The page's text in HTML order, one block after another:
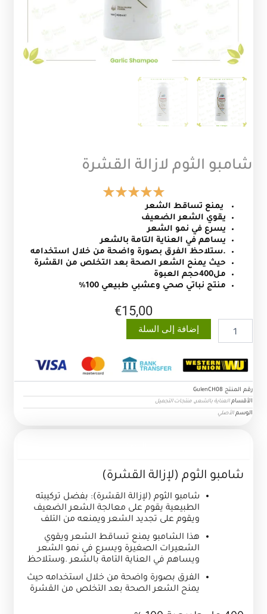
شامبو الثوم لازالة القشرة
يمنع تساقط الشعر
يقوي الشعر الضعيف
يسرع في نمو الشعر
يساهم في العناية التامة بالشعر
.ستلاحظ الفرق بصورة واضحة من خلال استخدامه
حيث يمنح الشعر الصحة بعد التخلص من القشرة
مل400حجم العبوة
منتج نباتي صحي وعشبي طبيعي 100%
€15,00
كمية
شامبو
الثوم
لازالة
القشرة
إضافة إلى السلة
رقم المنتج GulenCH08
الأقسام العناية بالشعر, منتجات التجميل
الوسم الأصلي
شامبو الثوم (لإزالة القشرة)
شامبو الثوم (لإزالة القشرة): بفضل تركيبته
الطبيعية يقوم على معالجة الشعر الضعيف
ويقوم على تجديد الشعر ويمنعه من التلف
هذا الشامبو يمنع تساقط الشعر ويقوي
الشعيرات الصغيرة ويسرع في نمو الشعر
ويساهم في العناية التامة بالشعر .وستلاحظ
الفرق بصورة واضحة من خلال استخدامه حيث
يمنح الشعر الصحة بعد التخلص من القشرة